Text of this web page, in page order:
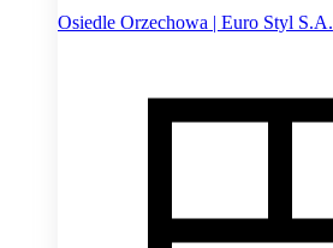
Osiedle Orzechowa | Euro Styl S.A.